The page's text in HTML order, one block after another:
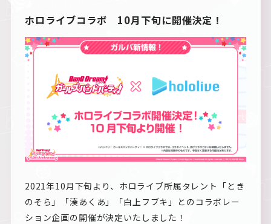
ホロライブコラボ 10月下旬に開催決定！
2021年10月下旬より、ホロライブ所属タレント「とき
のそら」「湊あくあ」「白上フブキ」とのコラボレー
ション企画の開催が決定いたしました！